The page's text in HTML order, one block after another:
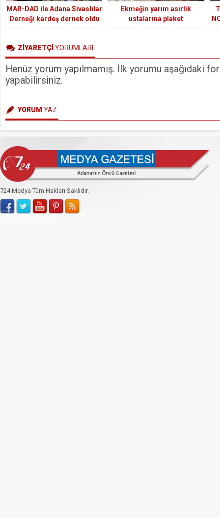
MAR-DAD ile Adana Sivaslılar
Derneği kardeş dernek oldu
Ekmeğin yarım asırlık
ustalarına plaket
ZİYARETÇİYORUMLARI
Henüz yorum yapılmamış. İlk yorumu aşağıdaki
yapabilirsiniz.
YORUM YAZ
724 Medya Tüm Hakları Saklıdır.